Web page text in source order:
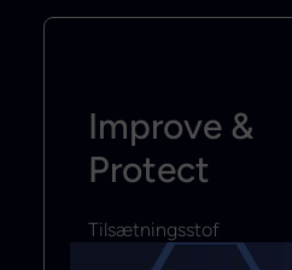
Improve &
Protect
Tilsætningsstof
Smøremiddel